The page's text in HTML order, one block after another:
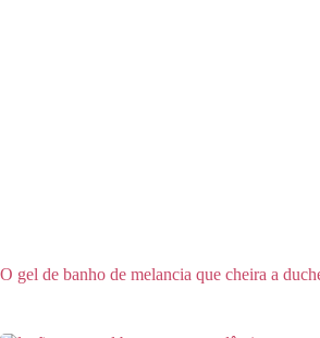
O gel de banho de melancia que cheira a